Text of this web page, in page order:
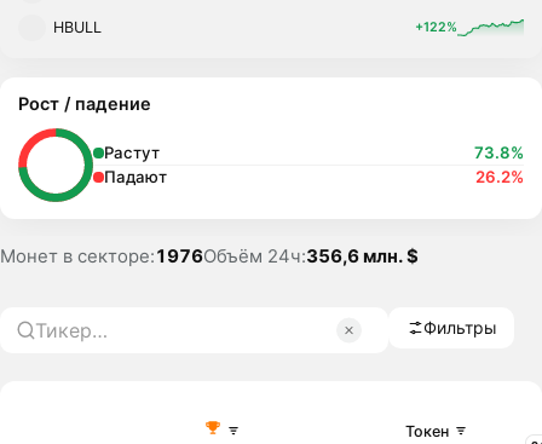
HBULL +122%
Рост / падение
Растут
73.8%
Падают
26.2%
Монет в секторе:1976Объём 24ч:356,6 млн. $
Фильтры
Токен